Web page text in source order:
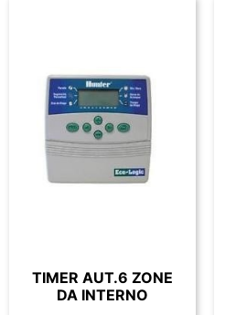
TIMER AUT.6 ZONE
DA INTERNO